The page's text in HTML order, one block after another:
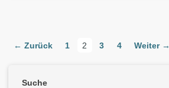
← Zurück 1 2 3 4 Weiter →
Suche